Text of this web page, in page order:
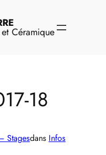
Céramique
18
Stagesdans Infos